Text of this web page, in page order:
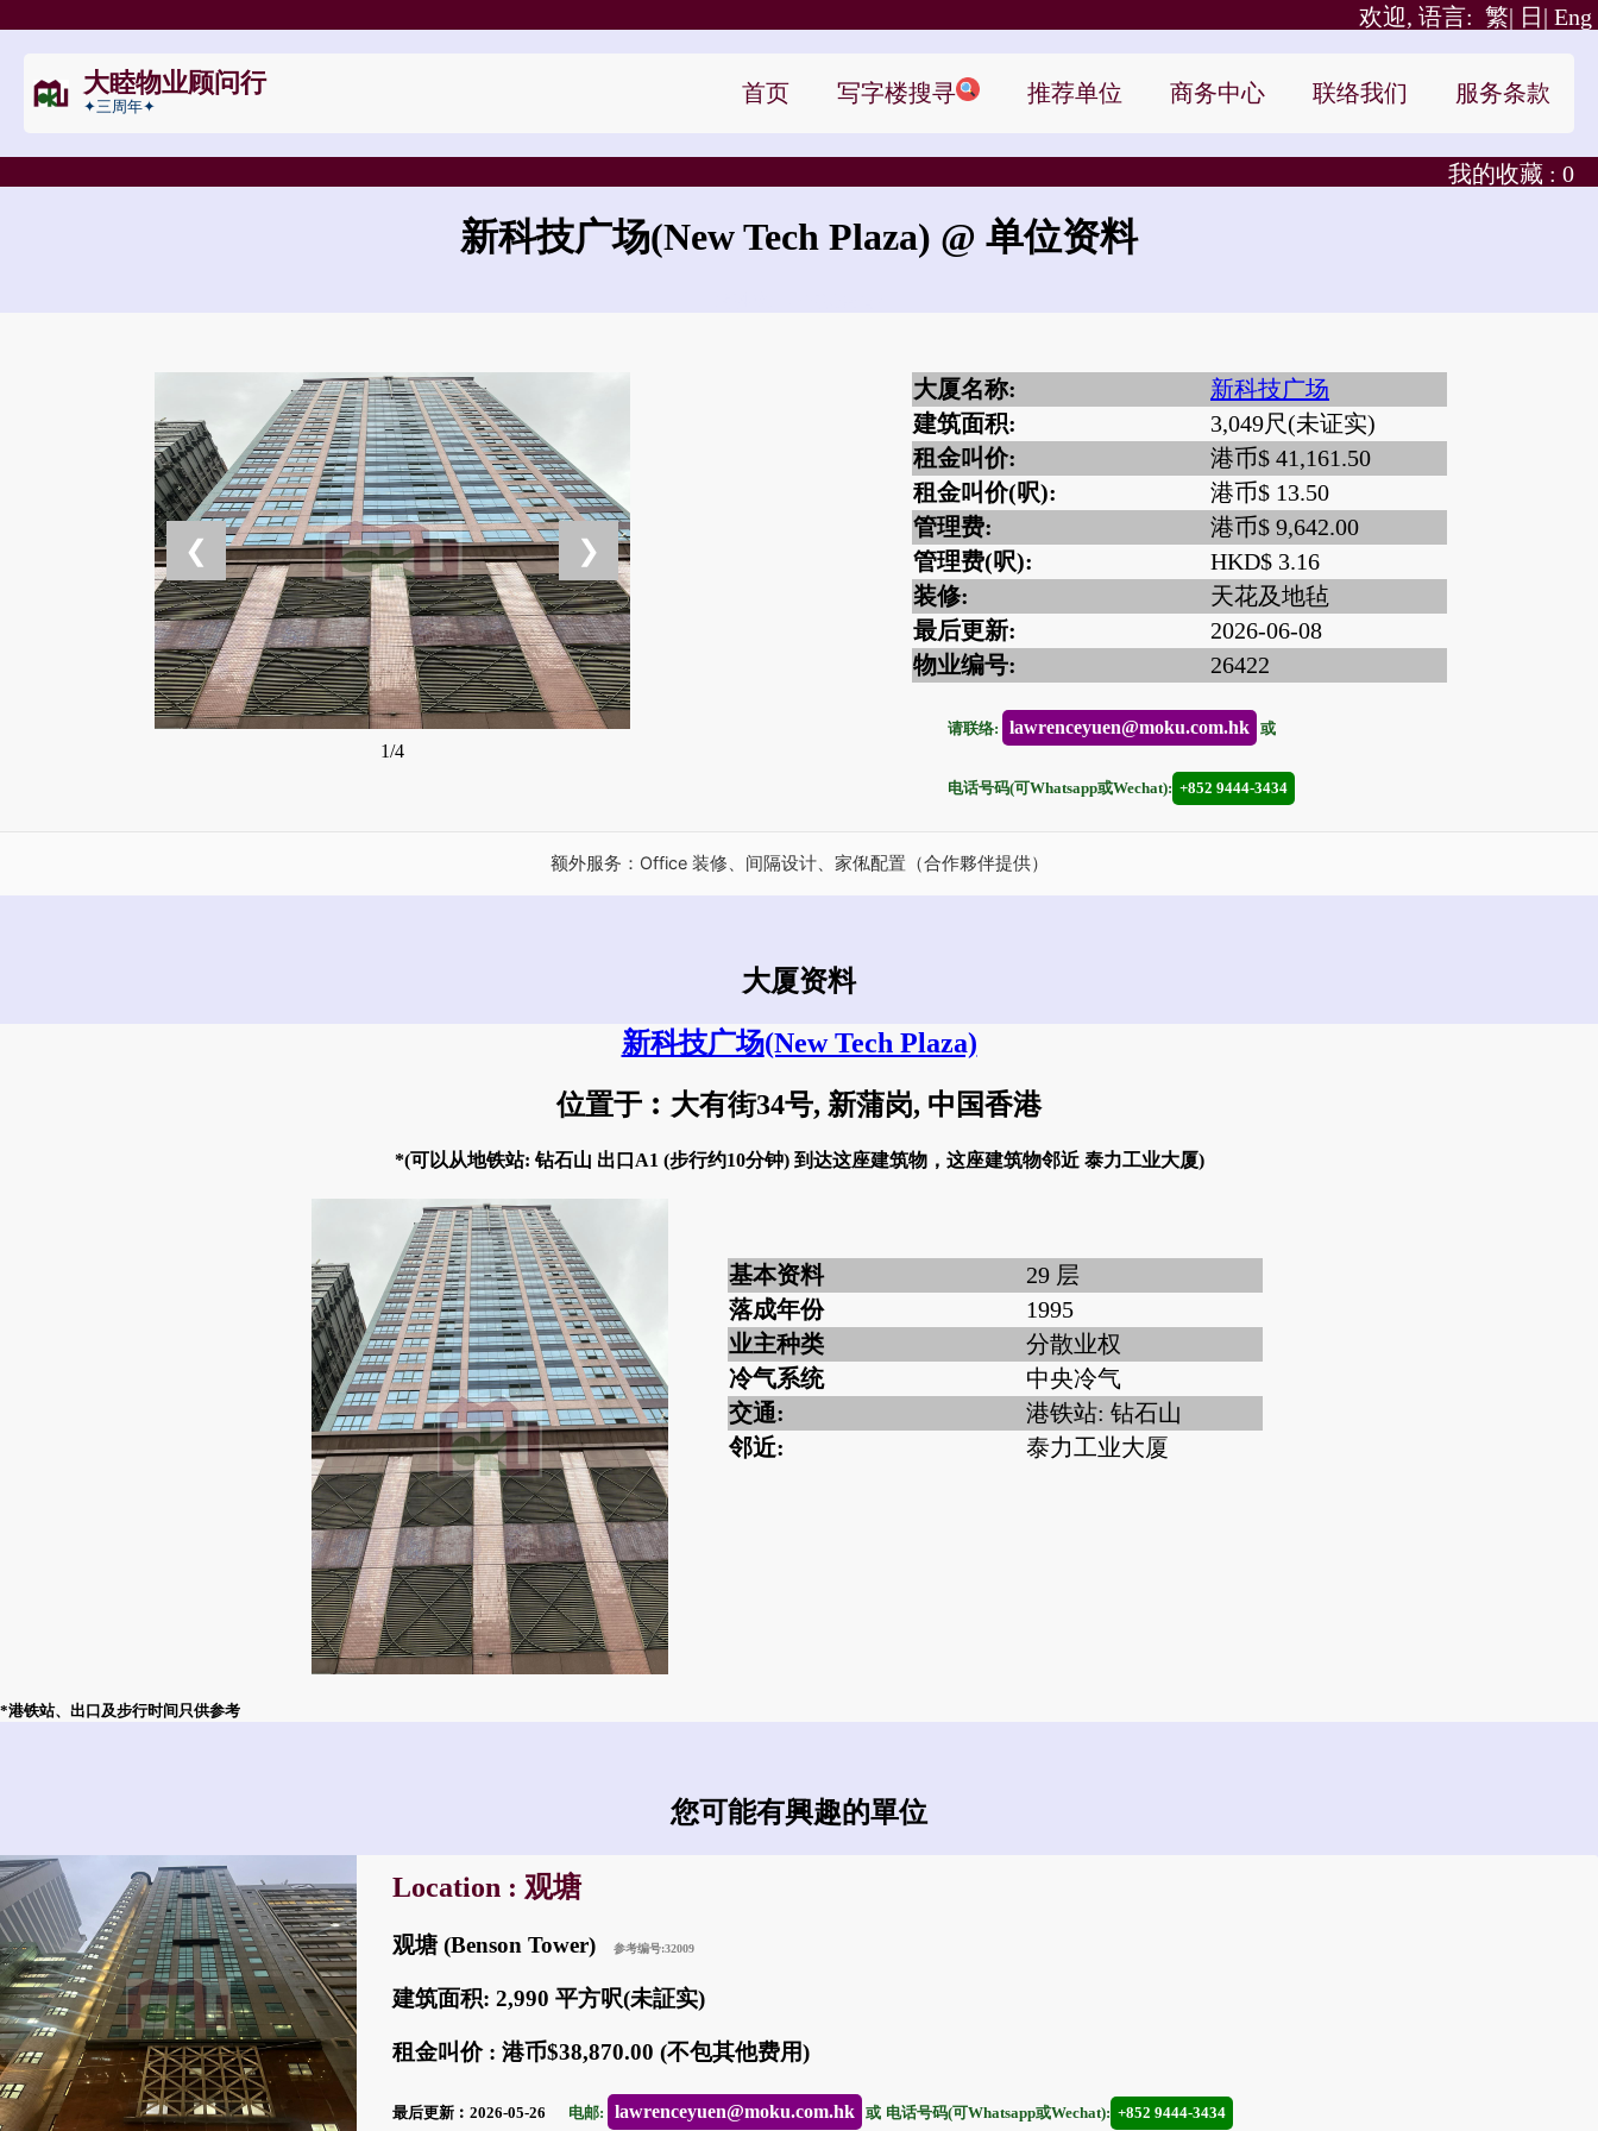
Eng
日|
欢迎, 语言: 繁|
大睦物业顾问行
✦三周年✦
首页 写字楼搜寻 推荐单位 商务中心 联络我们 服务条款
我的收藏 : 0
新科技广场(New Tech Plaza) @ 单位资料
❮ ❯
1/4
大厦名称:
新科技广场
建筑面积:
3,049尺(未证实)
租金叫价:
港币$ 41,161.50
租金叫价(呎):
港币$ 13.50
管理费:
港币$ 9,642.00
管理费(呎):
HKD$ 3.16
装修:
天花及地毡
最后更新:
2026-06-08
物业编号:
26422
请联络: lawrenceyuen@moku.com.hk 或
电话号码(可Whatsapp或Wechat): +852 9444-3434
额外服务：Office 装修、间隔设计、家俬配置（合作夥伴提供）
大厦资料
新科技广场(New Tech Plaza)
位置于︰大有街34号, 新蒲岗, 中国香港
*(可以从地铁站: 钻石山 出口A1 (步行约10分钟) 到达这座建筑物，这座建筑物邻近 泰力工业大厦)
基本资料
29 层
落成年份
1995
业主种类
分散业权
冷气系统
中央冷气
交通:
港铁站: 钻石山
邻近:
泰力工业大厦
*港铁站、出口及步行时间只供参考
您可能有興趣的單位
Location : 观塘
观塘 (Benson Tower) 参考编号:32009
建筑面积: 2,990 平方呎(未証实)
租金叫价 : 港币$38,870.00 (不包其他费用)
最后更新︰2026-05-26 电邮: lawrenceyuen@moku.com.hk 或 电话号码(可Whatsapp或Wechat): +852 9444-3434